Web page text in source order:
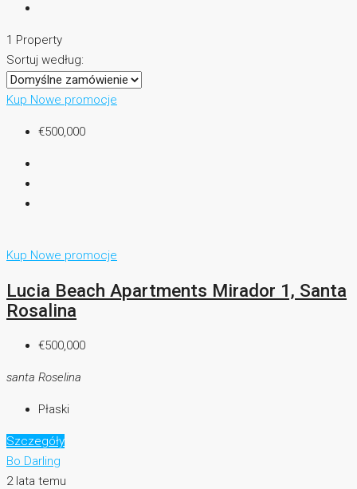
1 Property
Sortuj według:
Kup Nowe promocje
€500,000
Kup Nowe promocje
Lucia Beach Apartments Mirador 1, Santa
Rosalina
€500,000
santa Roselina
Płaski
Szczegóły
Bo Darling
2 lata temu